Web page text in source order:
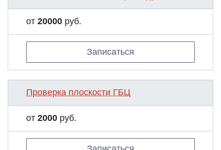
от 20000 руб.
Записаться
Проверка плоскости ГБЦ
от 2000 руб.